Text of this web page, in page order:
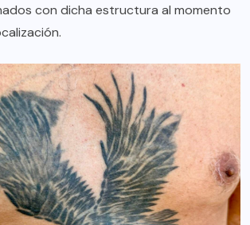
con dicha estructura al momento